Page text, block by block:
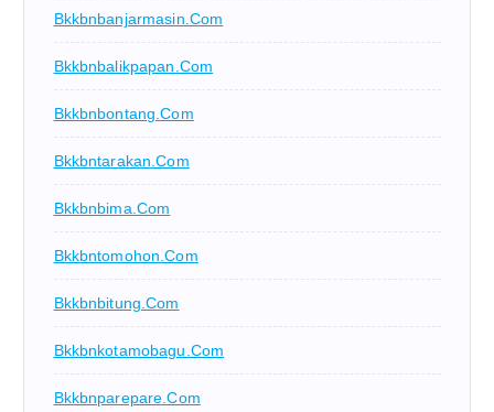
Bkkbnbanjarmasin.com
Bkkbnbalikpapan.com
Bkkbnbontang.com
Bkkbntarakan.com
Bkkbnbima.com
Bkkbntomohon.com
Bkkbnbitung.com
Bkkbnkotamobagu.com
Bkkbnparepare.com